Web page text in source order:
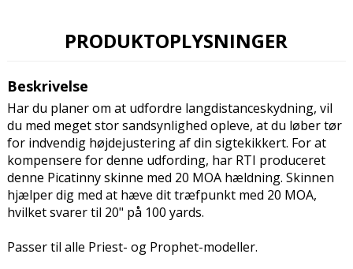
PRODUKTOPLYSNINGER
Beskrivelse
Har du planer om at udfordre langdistanceskydning, vil
du med meget stor sandsynlighed opleve, at du løber tør
for indvendig højdejustering af din sigtekikkert. For at
kompensere for denne udfording, har RTI produceret
denne Picatinny skinne med 20 MOA hældning. Skinnen
hjælper dig med at hæve dit træfpunkt med 20 MOA,
hvilket svarer til 20" på 100 yards.
Passer til alle Priest- og Prophet-modeller.